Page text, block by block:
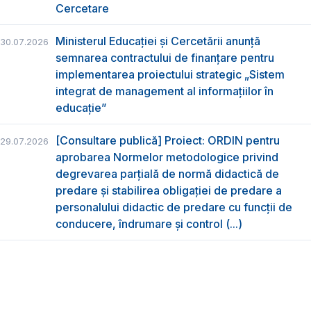
Cercetare
30.07.2026
Ministerul Educației și Cercetării anunță
semnarea contractului de finanțare pentru
implementarea proiectului strategic „Sistem
integrat de management al informațiilor în
educație”
29.07.2026
[Consultare publică] Proiect: ORDIN pentru
aprobarea Normelor metodologice privind
degrevarea parțială de normă didactică de
predare şi stabilirea obligaţiei de predare a
personalului didactic de predare cu funcții de
conducere, îndrumare și control (...)